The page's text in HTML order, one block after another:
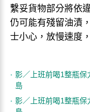
繫妥貨物部分將依
仍可能有殘留油漬
士小心，放慢速度
影／上班前喝1整瓶
島
影／上班前喝1整瓶